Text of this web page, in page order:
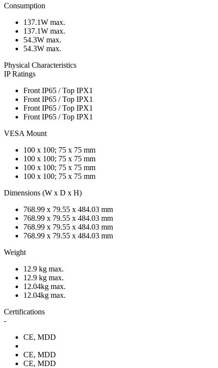
Consumption
137.1W max.
137.1W max.
54.3W max.
54.3W max.
Physical Characteristics
IP Ratings
Front IP65 / Top IPX1
Front IP65 / Top IPX1
Front IP65 / Top IPX1
Front IP65 / Top IPX1
VESA Mount
100 x 100; 75 x 75 mm
100 x 100; 75 x 75 mm
100 x 100; 75 x 75 mm
100 x 100; 75 x 75 mm
Dimensions (W x D x H)
768.99 x 79.55 x 484.03 mm
768.99 x 79.55 x 484.03 mm
768.99 x 79.55 x 484.03 mm
768.99 x 79.55 x 484.03 mm
Weight
12.9 kg max.
12.9 kg max.
12.04kg max.
12.04kg max.
Certifications
-
CE, MDD
CE, MDD
CE, MDD